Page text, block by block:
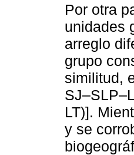
Por otra
unidades
arreglo
grupo
similitud,
LT)].
y se